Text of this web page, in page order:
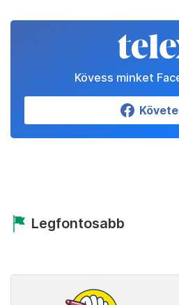
Kövess minket
Legfontosabb